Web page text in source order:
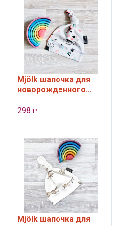
Mjölk шапочка для
новорожденного
см)
298 Р
Mjölk шапочка для